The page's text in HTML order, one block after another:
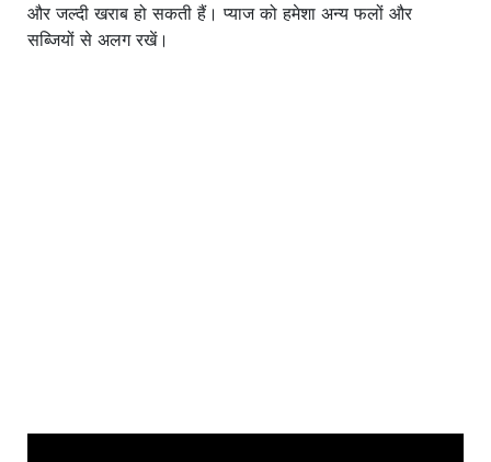
और जल्दी खराब हो सकती हैं। प्याज को हमेशा अन्य फलों और
सब्जियों से अलग रखें।